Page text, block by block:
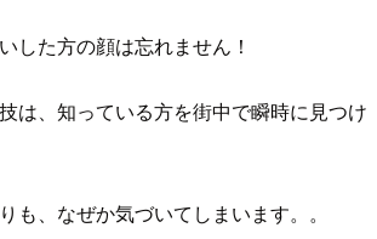
した方の顔は忘れません！
は、知っている方を街中で瞬時に見つけ
も、なぜか気づいてしまいます。。